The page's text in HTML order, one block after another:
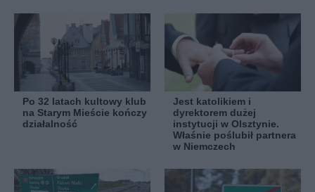
Po 32 latach kultowy klub
na Starym Mieście kończy
działalność
Jest katolikiem i
dyrektorem dużej
instytucji w Olsztynie.
Właśnie poślubił partnera
w Niemczech